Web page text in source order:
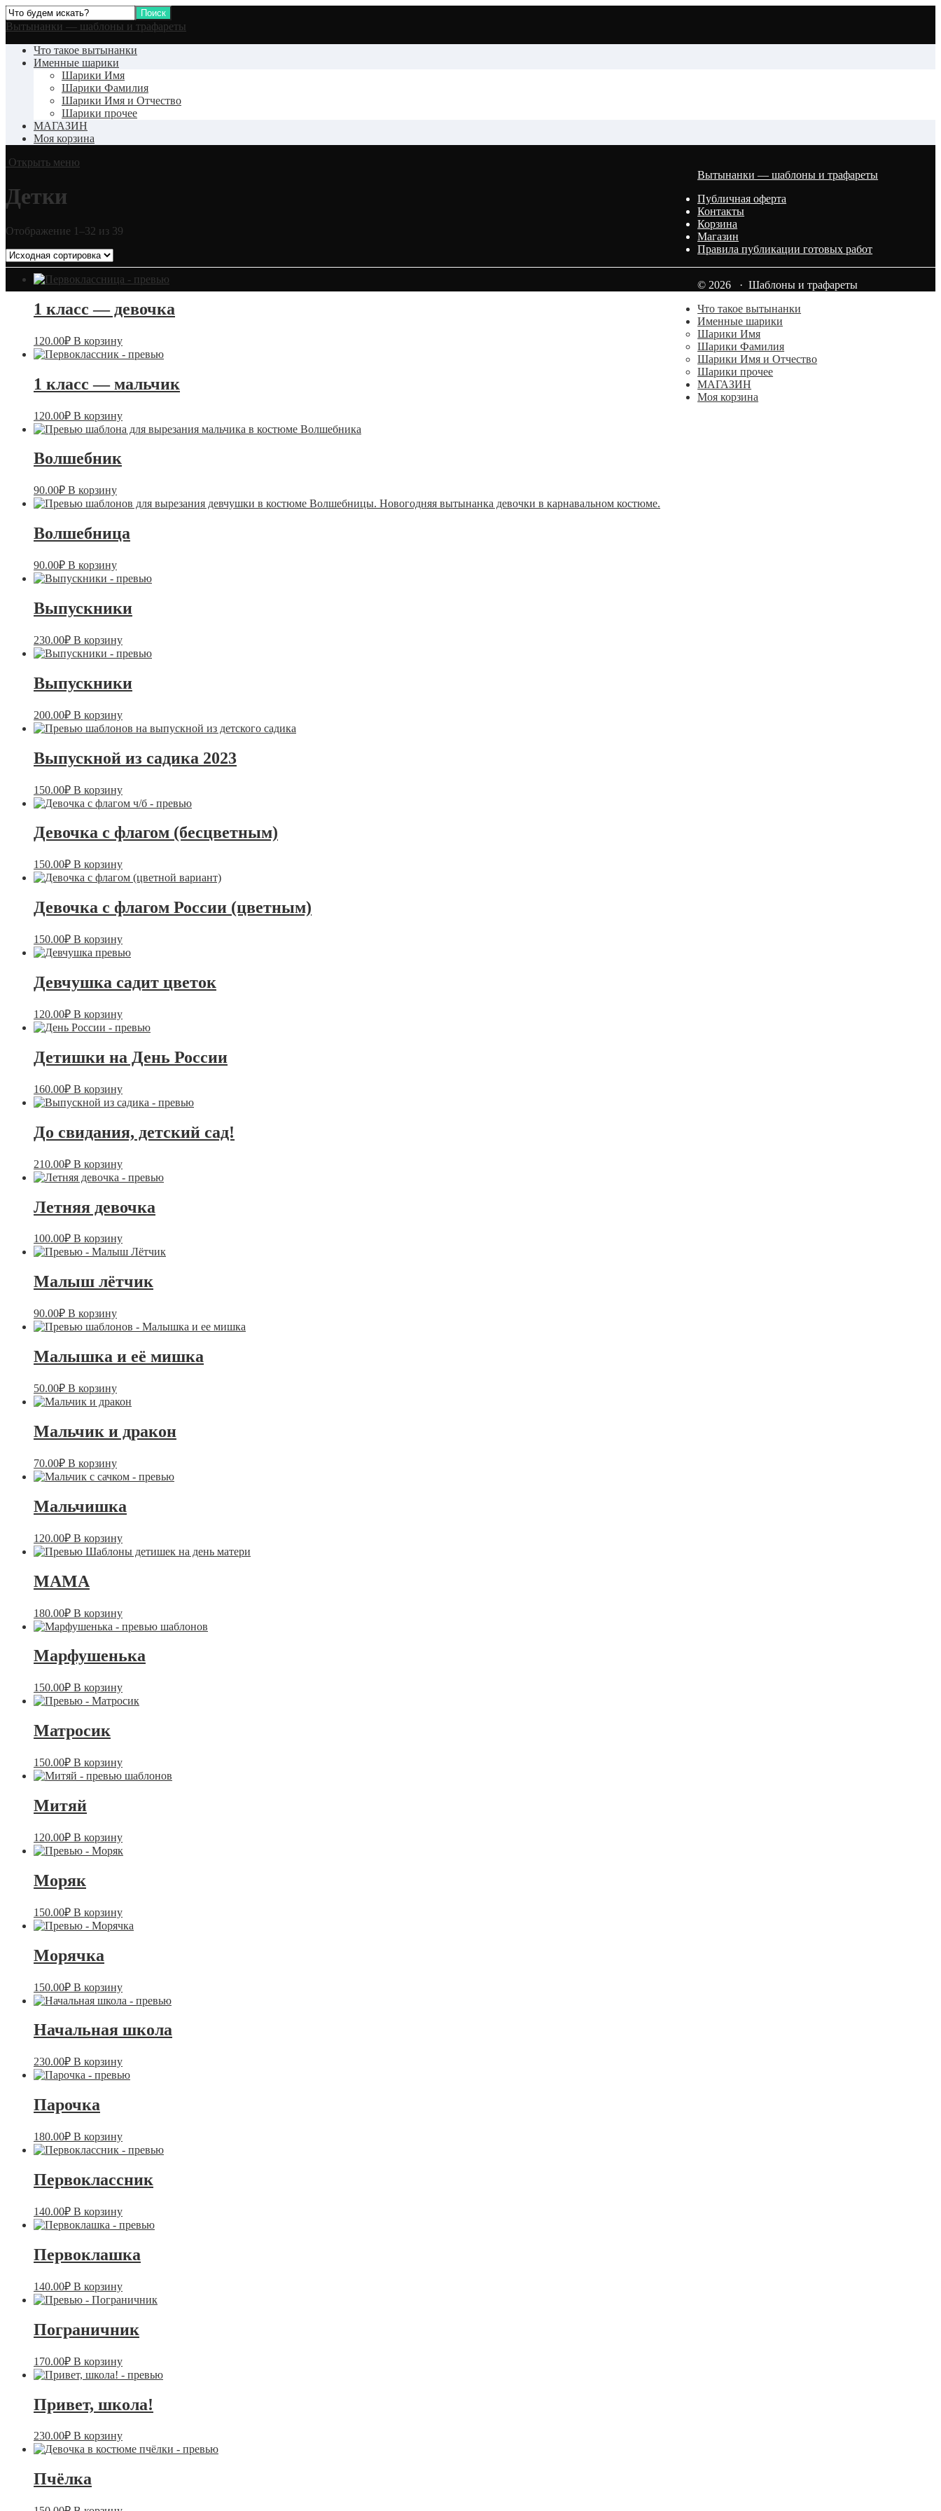
Вытынанки — шаблоны и трафареты
Что такое вытынанки
Именные шарики
Шарики Имя
Шарики Фамилия
Шарики Имя и Отчество
Шарики прочее
МАГАЗИН
Моя корзина
Открыть меню
Детки
Отображение 1–32 из 39
1 класс — девочка
120.00₽ В корзину
1 класс — мальчик
120.00₽ В корзину
Волшебник
90.00₽ В корзину
Волшебница
90.00₽ В корзину
Выпускники
230.00₽ В корзину
Выпускники
200.00₽ В корзину
Выпускной из садика 2023
150.00₽ В корзину
Девочка с флагом (бесцветным)
150.00₽ В корзину
Девочка с флагом России (цветным)
150.00₽ В корзину
Девчушка садит цветок
120.00₽ В корзину
Детишки на День России
160.00₽ В корзину
До свидания, детский сад!
210.00₽ В корзину
Летняя девочка
100.00₽ В корзину
Малыш лётчик
90.00₽ В корзину
Малышка и её мишка
50.00₽ В корзину
Мальчик и дракон
70.00₽ В корзину
Мальчишка
120.00₽ В корзину
МАМА
180.00₽ В корзину
Марфушенька
150.00₽ В корзину
Матросик
150.00₽ В корзину
Митяй
120.00₽ В корзину
Моряк
150.00₽ В корзину
Морячка
150.00₽ В корзину
Начальная школа
230.00₽ В корзину
Парочка
180.00₽ В корзину
Первоклассник
140.00₽ В корзину
Первоклашка
140.00₽ В корзину
Пограничник
170.00₽ В корзину
Привет, школа!
230.00₽ В корзину
Пчёлка
Вытынанки — шаблоны и трафареты
Публичная оферта
Контакты
Корзина
Магазин
Правила публикации готовых работ
© 2026 · Шаблоны и трафареты
Что такое вытынанки
Именные шарики
Шарики Имя
Шарики Фамилия
Шарики Имя и Отчество
Шарики прочее
МАГАЗИН
Моя корзина